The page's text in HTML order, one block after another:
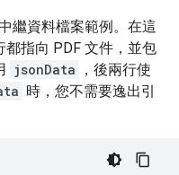
繼資料檔案範例。在這
指向 PDF 文件，並包
jsonData
，後兩行使
時，您不需要逸出引